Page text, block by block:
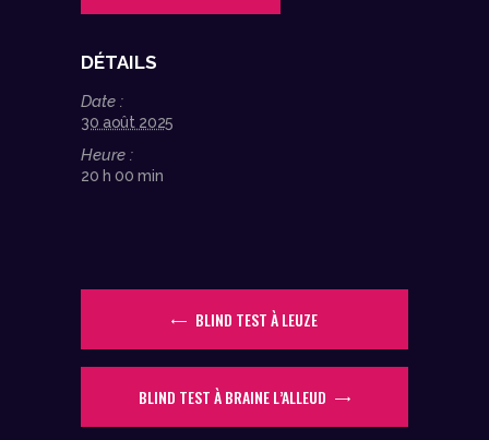
DÉTAILS
Date :
30 août 2025
Heure :
20 h 00 min
BLIND TEST À LEUZE
BLIND TEST À BRAINE L’ALLEUD